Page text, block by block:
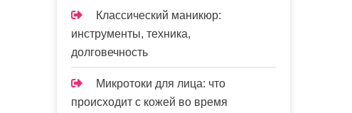
Классический маникюр:
инструменты, техника,
долговечность
Микротоки для лица: что
происходит с кожей во время